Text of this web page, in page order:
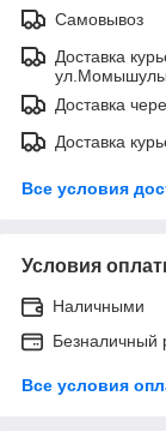
Самовывоз
Доставка
Доставка
Доставка
Все условия
Условия
Наличными
Безналичный
Все условия